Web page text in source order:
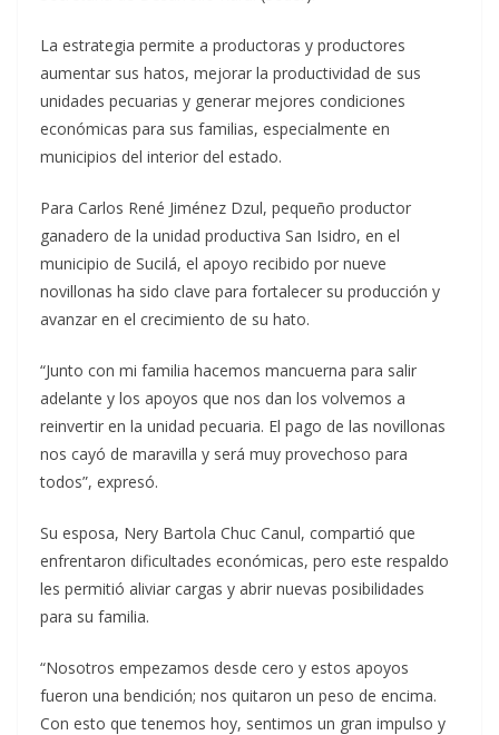
La estrategia permite a productoras y productores
aumentar sus hatos, mejorar la productividad de sus
unidades pecuarias y generar mejores condiciones
económicas para sus familias, especialmente en
municipios del interior del estado.
Para Carlos René Jiménez Dzul, pequeño productor
ganadero de la unidad productiva San Isidro, en el
municipio de Sucilá, el apoyo recibido por nueve
novillonas ha sido clave para fortalecer su producción y
avanzar en el crecimiento de su hato.
“Junto con mi familia hacemos mancuerna para salir
adelante y los apoyos que nos dan los volvemos a
reinvertir en la unidad pecuaria. El pago de las novillonas
nos cayó de maravilla y será muy provechoso para
todos”, expresó.
Su esposa, Nery Bartola Chuc Canul, compartió que
enfrentaron dificultades económicas, pero este respaldo
les permitió aliviar cargas y abrir nuevas posibilidades
para su familia.
“Nosotros empezamos desde cero y estos apoyos
fueron una bendición; nos quitaron un peso de encima.
Con esto que tenemos hoy, sentimos un gran impulso y